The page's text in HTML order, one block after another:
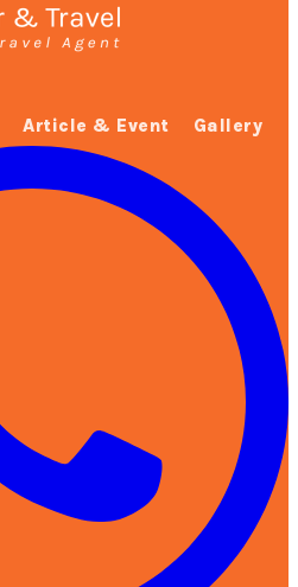
Article & Event Gallery